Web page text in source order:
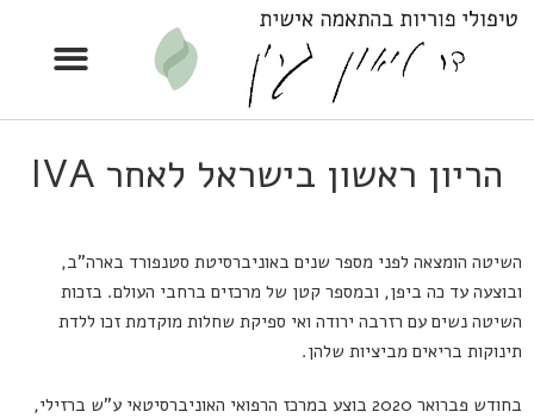
הריון ראשון בישראל לאחר IVA
השיטה הומצאה לפני מספר שנים באוניברסיטת סטנפורד בארה"ב,
ובוצעה עד כה ביפן, ובמספר קטן של מרכזים ברחבי העולם. בזכות
השיטה נשים עם רזרבה ירודה ואי ספיקת שחלות מוקדמת זכו ללדת
תינוקות בריאים מביציות שלהן.
בחודש פברואר 2020 בוצע במרכז הרפואי האוניברסיטאי ע"ש ברזילי,